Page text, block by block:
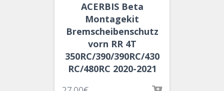
ACERBIS Beta
Montagekit
Bremscheibenschutz
vorn RR 4T
350RC/390/390RC/430
RC/480RC 2020-2021